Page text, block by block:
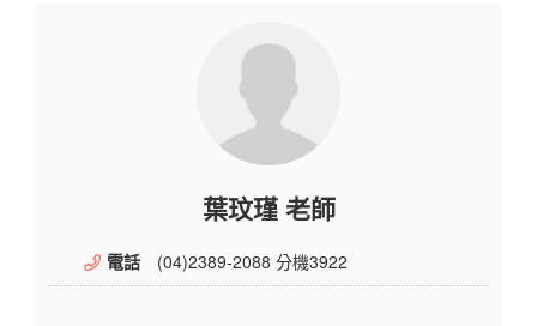
葉玟瑾 老師
電話 (04)2389-2088 分機3922